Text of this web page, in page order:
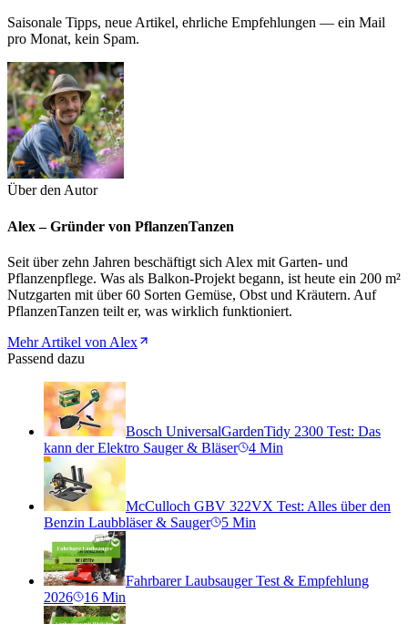
Saisonale Tipps, neue Artikel, ehrliche Empfehlungen — ein Mail
pro Monat, kein Spam.
Über den Autor
Alex – Gründer von PflanzenTanzen
Seit über zehn Jahren beschäftigt sich Alex mit Garten- und
Pflanzenpflege. Was als Balkon-Projekt begann, ist heute ein 200 m²
Nutzgarten mit über 60 Sorten Gemüse, Obst und Kräutern. Auf
PflanzenTanzen teilt er, was wirklich funktioniert.
Mehr Artikel von Alex
Passend dazu
Bosch UniversalGardenTidy 2300 Test: Das
kann der Elektro Sauger & Bläser
4 Min
McCulloch GBV 322VX Test: Alles über den
Benzin Laubbläser & Sauger
5 Min
Fahrbarer Laubsauger Test & Empfehlung
2026
16 Min